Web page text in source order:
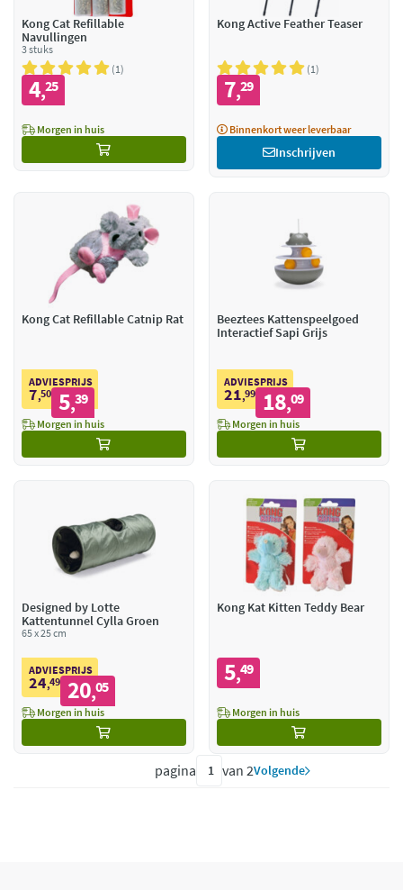
Kong Cat Refillable
Navullingen
3 stuks
1
4,25
Morgen in huis
Kong Active Feather Teaser
1
7,29
Binnenkort weer leverbaar
Inschrijven
Kong Cat Refillable Catnip Rat
ADVIESPRIJS
7,50 5,39
Morgen in huis
Beeztees Kattenspeelgoed
Interactief Sapi Grijs
ADVIESPRIJS
21,99 18,09
Morgen in huis
Designed by Lotte
Kattentunnel Cylla Groen
65 x 25 cm
ADVIESPRIJS
24,49 20,05
Morgen in huis
Kong Kat Kitten Teddy Bear
5,49
Morgen in huis
pagina van 2Volgende